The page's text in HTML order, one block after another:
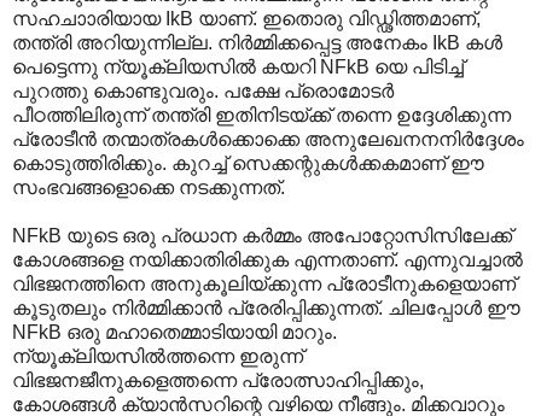
സഹചാ‍ാരിയായ IkB യാണ്. ഇതൊരു വിഡ്ഢിത്തമാണ്,
തന്ത്രി അറിയുന്നില്ല. നിര്‍മ്മിക്കപ്പെട്ട അനേകം IkB കള്‍
പെട്ടെന്നു ന്യൂക്ലിയസില്‍ കയറി NFkB യെ പിടിച്ച്
പുറത്തു കൊണ്ടുവരും. പക്ഷേ പ്രൊമോടര്‍
പീഠത്തിലിരുന്ന് തന്ത്രി ഇതിനിടയ്ക്ക് തന്നെ ഉദ്ദേശിക്കുന്ന
പ്രോടീന്‍ തന്മാത്രകള്‍ക്കൊക്കെ അനുലേഖനനനിര്‍ദ്ദേശം
കൊടുത്തിരിക്കും. കുറച്ച് സെക്കന്റുകള്‍ക്കകമാണ് ഈ
സംഭവങ്ങളൊക്കെ നടക്കുന്നത്.
NFkB യുടെ ഒരു പ്രധാന കര്‍മ്മം അപോറ്റോസിസിലേക്ക്
കോശങ്ങളെ നയിക്കാതിരിക്കുക എന്നതാണ്. ‍എന്നുവച്ചാല്‍
വിഭജനത്തിനെ അനുകൂലിയ്ക്കുന്ന പ്രോടീനുകളെയാണ്
കൂടുതലും നിര്‍മ്മിക്കാന്‍ പ്രേരിപ്പിക്കുന്നത്. ചിലപ്പോള്‍ ഈ
NFkB ഒരു മഹാതെമ്മാടിയായി മാറും.
ന്യൂക്ലിയസില്‍ത്തന്നെ ഇരുന്ന്
വിഭജനജീനുകളെത്തന്നെ പ്രോത്സാഹിപ്പിക്കും,
കോശങ്ങള്‍ ക്യാന്‍സറിന്റെ വഴിയെ നീങ്ങും. മിക്കവാറും